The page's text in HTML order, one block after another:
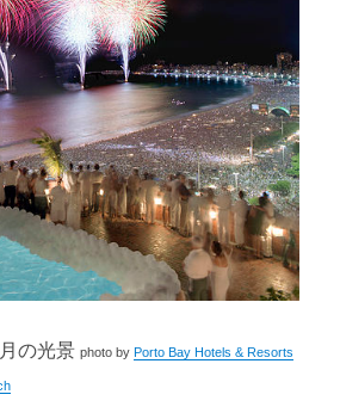
の光景photo byPorto Bay Hotels & Resorts